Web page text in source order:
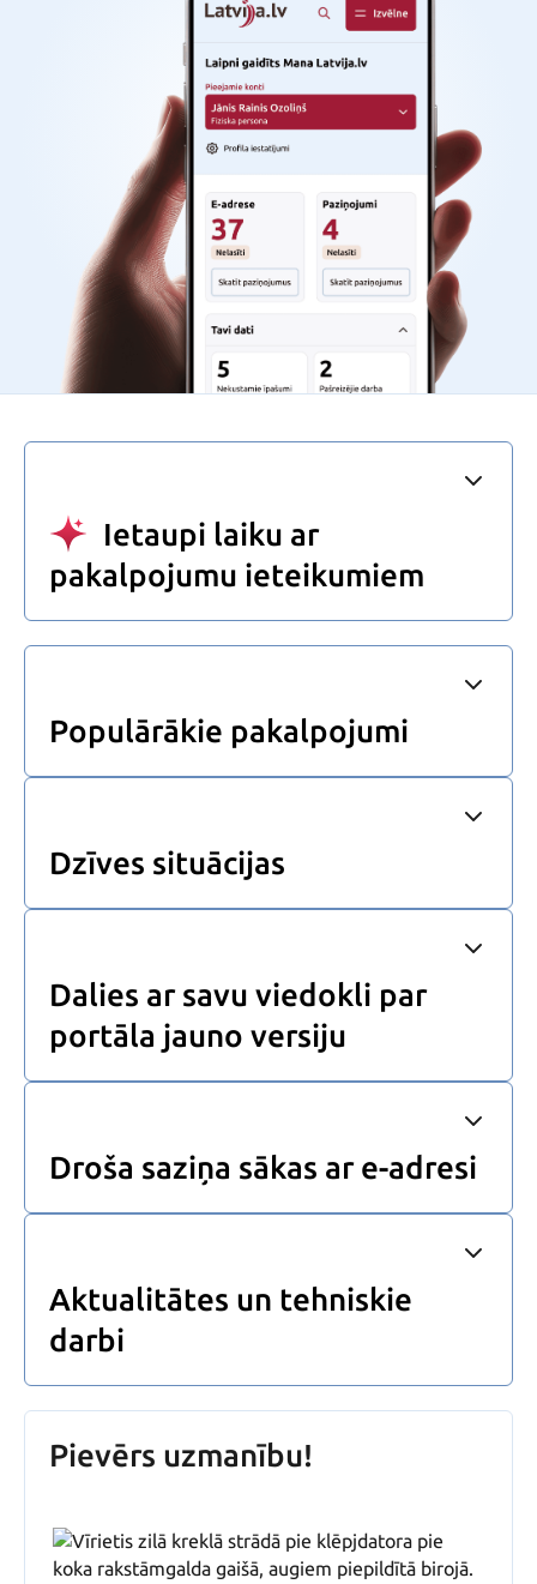
Ietaupi laiku ar
pakalpojumu ieteikumiem
Populārākie pakalpojumi
Dzīves situācijas
Dalies ar savu viedokli par
portāla jauno versiju
Droša saziņa sākas ar e-adresi
Aktualitātes un tehniskie
darbi
Pievērs uzmanību!